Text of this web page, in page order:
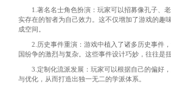
1.著名名士角色扮演：玩家可以招募像孔子、
实存在的智者为自己效力。这不仅增加了游戏的趣
成空间。
2.历史事件重演：游戏中植入了诸多历史事件
国纷争的激烈与复杂。这些事件设计巧妙，往往是
3.定制化流派发展：玩家可以根据自己的偏好
与优化，从而打造出独一无二的学派体系。